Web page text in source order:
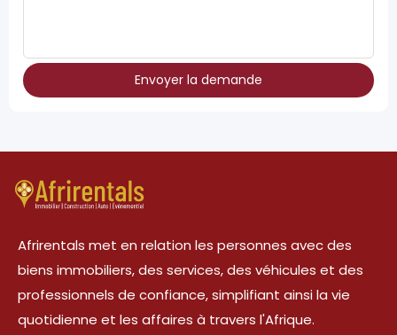
Envoyer la demande
Afrirentals met en relation les personnes avec des
biens immobiliers, des services, des véhicules et des
professionnels de confiance, simplifiant ainsi la vie
quotidienne et les affaires à travers l'Afrique.